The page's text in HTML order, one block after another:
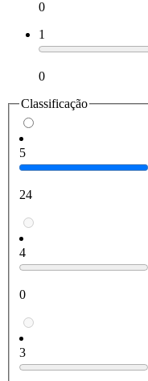
0
1
0
Classificação
5
24
4
0
3